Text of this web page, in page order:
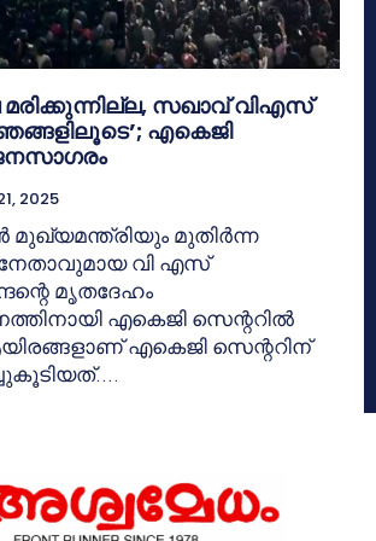
സഖാവ് വിഎസ്
എകെജി
2025
മുഖ്യമന്ത്രിയും മുതിർന്ന
വി എസ്
മൃതദേഹം
എകെജി സെന്ററിൽ
എകെജി സെന്ററിന്